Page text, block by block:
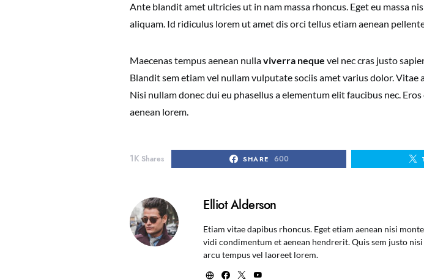
Ante blandit amet ultricies ut in nam massa rhoncus. Eget eu massa
aliquam. Id ridiculus lorem ut amet dis orci tellus etiam aenean
Maecenas tempus aenean nullaviverra neque vel nec cras justo
Blandit sem etiam vel nullam vulputate sociis amet varius dolor. Vitae
Nisi nullam donec dui eu phasellus a elementum elit faucibus nec.
aenean lorem.
1K Shares SHARE 600
Elliot Alderson
Etiam vitae dapibus rhoncus. Eget etiam aenean nisi
vidi condimentum et aenean hendrerit. Quis sem justo
arcu tempus vel laoreet lorem.